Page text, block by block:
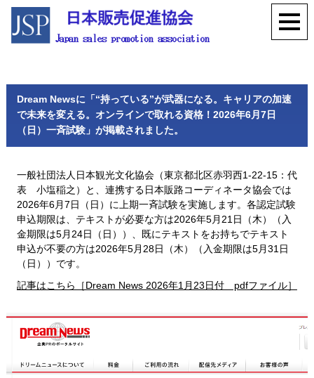
Dream Newsに「“持っている”が武器になる。キャリアの加速
で未来を変える。オンラインで取れる資格！2026年6月7日
（日）一斉試験」が掲載されました。
一般社団法人日本観光文化協会（東京都北区赤羽西1-22-15：代
表 小塩稲之）と、連携する日本販路コーディネータ協会では
2026年6月7日（日）に上期一斉試験を実施します。各認定試験
申込期限は、テキストが必要な方は2026年5月21日（木）（入
金期限は5月24日（日））、既にテキストをお持ちでテキスト
申込が不要の方は2026年5月28日（木）（入金期限は5月31日
（日））です。
記事はこちら［Dream News 2026年1月23日付 pdfファイル］